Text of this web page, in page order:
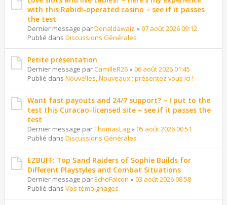
with this Rabidi-operated casino – see if it passes
the test
Dernier message parDonaldawaiz « 07 août 2026 09:12
Publié dans Discussions Générales
Petite présentation
Dernier message parCamilleR26 « 06 août 2026 01:45
Publié dans Nouvelles, Nouveaux : présentez vous ici !
Want fast payouts and 24/7 support? – I put to the
test this Curacao-licensed site – see if it passes the
test
Dernier message parThomasLag « 05 août 2026 00:51
Publié dans Discussions Générales
EZBUFF: Top Sand Raiders of Sophie Builds for
Different Playstyles and Combat Situations
Dernier message parEchoFalcon « 03 août 2026 08:58
Publié dans Vos témoignages